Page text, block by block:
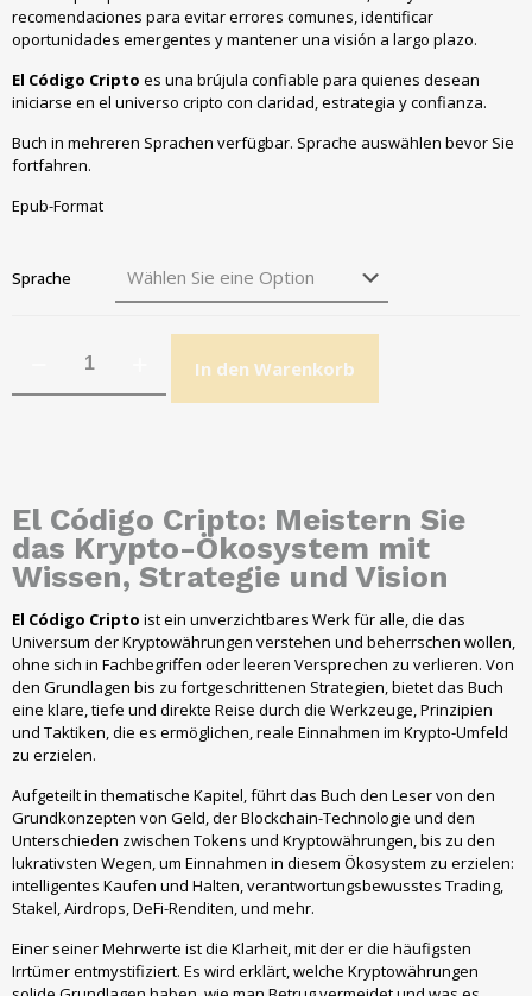
recomendaciones para evitar errores comunes,identificar
oportunidades emergentes y mantener una visión a largo plazo.
El Código Cripto es una brújula confiable para quienes desean
iniciarse en el universo cripto con claridad,estrategia y confianza.
Buch in mehreren Sprachen verfügbar. Sprache auswählen bevor Sie
fortfahren.
Epub-Format
Sprache
In den Warenkorb
El Código Cripto: Meistern Sie
das Krypto-Ökosystem mit
Wissen, Strategie und Vision
El Código Cripto ist ein unverzichtbares Werk für alle, die das
Universum der Kryptowährungen verstehen und beherrschen wollen,
ohne sich in Fachbegriffen oder leeren Versprechen zu verlieren. Von
den Grundlagen bis zu fortgeschrittenen Strategien, bietet das Buch
eine klare, tiefe und direkte Reise durch die Werkzeuge, Prinzipien
und Taktiken, die es ermöglichen, reale Einnahmen im Krypto-Umfeld
zu erzielen.
Aufgeteilt in thematische Kapitel, führt das Buch den Leser von den
Grundkonzepten von Geld, der Blockchain-Technologie und den
Unterschieden zwischen Tokens und Kryptowährungen, bis zu den
lukrativsten Wegen, um Einnahmen in diesem Ökosystem zu erzielen:
intelligentes Kaufen und Halten, verantwortungsbewusstes Trading,
Stakel, Airdrops, DeFi-Renditen, und mehr.
Einer seiner Mehrwerte ist die Klarheit, mit der er die häufigsten
Irrtümer entmystifiziert. Es wird erklärt, welche Kryptowährungen